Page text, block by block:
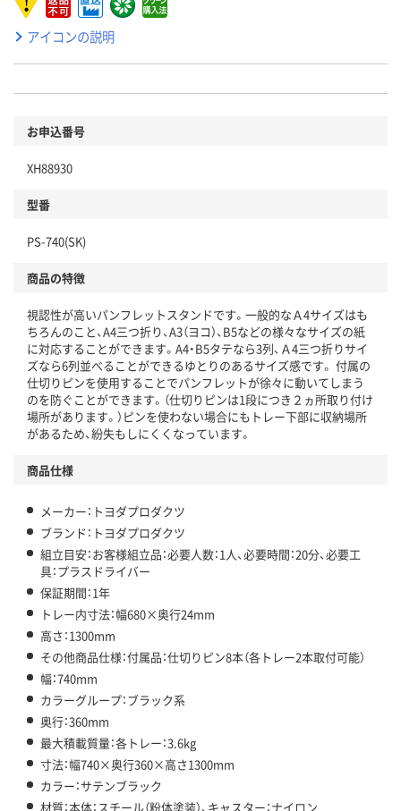
アイコンの説明
お申込番号
XH88930
型番
PS-740(SK)
商品の特徴
視認性が高いパンフレットスタンドです。一般的なＡ4サイズはも
ちろんのこと、A4三つ折り、A3（ヨコ）、B5などの様々なサイズの紙
に対応することができます。A4・B5タテなら3列、Ａ4三つ折りサイ
ズなら6列並べることができるゆとりのあるサイズ感です。 付属の
仕切りピンを使用することでパンフレットが徐々に動いてしまう
のを防ぐことができます。（仕切りピンは1段につき２ヵ所取り付け
場所があります。）ピンを使わない場合にもトレー下部に収納場所
があるため、紛失もしにくくなっています。
商品仕様
メーカー：トヨダプロダクツ
ブランド：トヨダプロダクツ
組立目安：お客様組立品：必要人数：1人、必要時間：20分、必要工
具：プラスドライバー
保証期間：1年
トレー内寸法：幅680×奥行24mm
高さ：1300mm
その他商品仕様：付属品：仕切りピン8本（各トレー2本取付可能）
幅：740mm
カラーグループ：ブラック系
奥行：360mm
最大積載質量：各トレー：3.6kg
寸法：幅740×奥行360×高さ1300mm
カラー：サテンブラック
材質：本体：スチール（粉体塗装）、キャスター：ナイロン